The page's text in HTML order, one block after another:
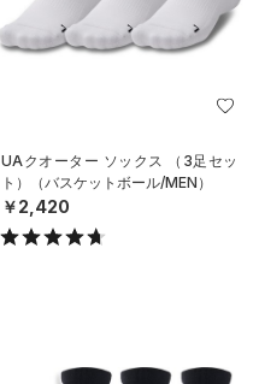
UAクオーター ソックス （3足セッ
ト）（バスケットボール/MEN）
￥2,420